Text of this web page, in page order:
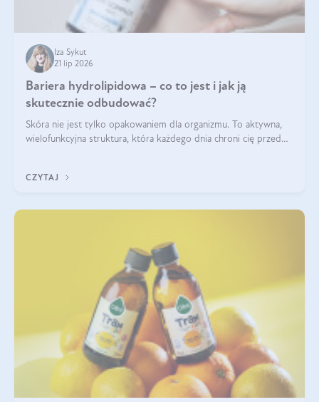
Iza Sykut
21 lip 2026
Bariera hydrolipidowa – co to jest i jak ją
skutecznie odbudować?
Skóra nie jest tylko opakowaniem dla organizmu. To aktywna,
wielofunkcyjna struktura, która każdego dnia chroni cię przed
bariera hydrolipidowa.
CZYTAJ